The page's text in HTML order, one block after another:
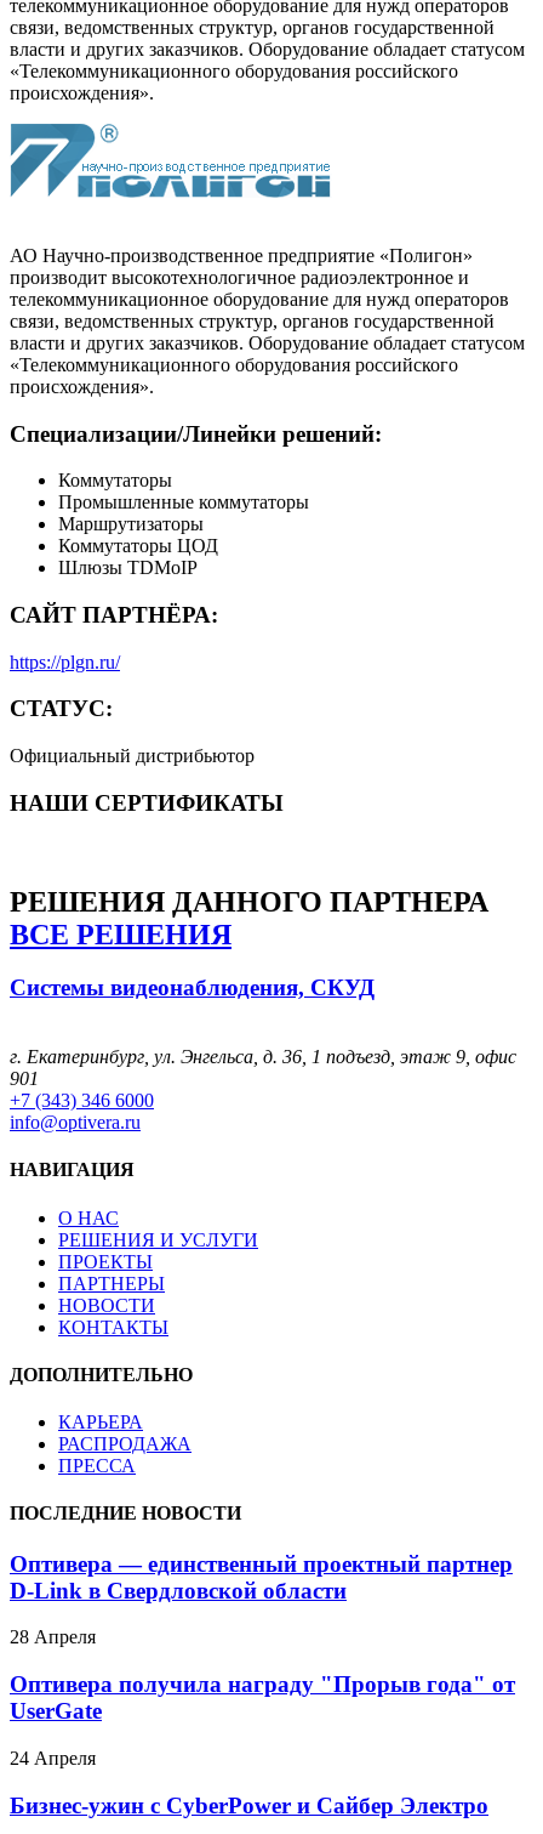
телекоммуникационное оборудование для нужд операторов
связи, ведомственных структур, органов государственной
власти и других заказчиков. Оборудование обладает статусом
«Телекоммуникационного оборудования российского
происхождения».
АО Научно-производственное предприятие «Полигон»
производит высокотехнологичное радиоэлектронное и
телекоммуникационное оборудование для нужд операторов
связи, ведомственных структур, органов государственной
власти и других заказчиков. Оборудование обладает статусом
«Телекоммуникационного оборудования российского
происхождения».
Специализации/Линейки решений:
Коммутаторы
Промышленные коммутаторы
Маршрутизаторы
Коммутаторы ЦОД
Шлюзы TDMoIP
САЙТ ПАРТНЁРА:
https://plgn.ru/
СТАТУС:
Официальный дистрибьютор
НАШИ СЕРТИФИКАТЫ
РЕШЕНИЯ ДАННОГО ПАРТНЕРА
ВСЕ РЕШЕНИЯ
Системы видеонаблюдения, СКУД
г. Екатеринбург, ул. Энгельса, д. 36, 1 подъезд, этаж 9, офис
901
+7 (343) 346 6000
info@optivera.ru
НАВИГАЦИЯ
О НАС
РЕШЕНИЯ И УСЛУГИ
ПРОЕКТЫ
ПАРТНЕРЫ
НОВОСТИ
КОНТАКТЫ
ДОПОЛНИТЕЛЬНО
КАРЬЕРА
РАСПРОДАЖА
ПРЕССА
ПОСЛЕДНИЕ НОВОСТИ
Оптивера — единственный проектный партнер
D-Link в Свердловской области
28 Апреля
Оптивера получила награду "Прорыв года" от
UserGate
24 Апреля
Бизнес-ужин с CyberPower и Сайбер Электро